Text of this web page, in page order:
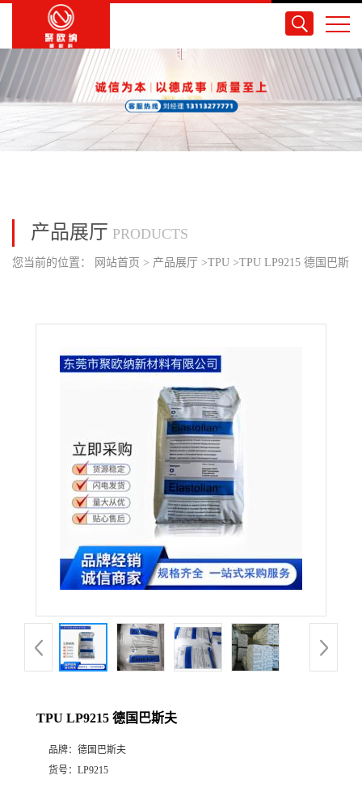
产品展厅 PRODUCTS
您当前的位置： 网站首页 > 产品展厅 >TPU >TPU LP9215 德国巴斯
TPU LP9215 德国巴斯夫
品牌： 德国巴斯夫
货号： LP9215